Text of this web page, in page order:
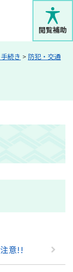
閲覧補助
続き > 防犯・交通
意!!